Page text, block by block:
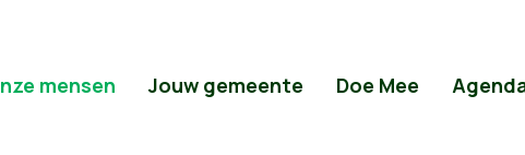
mensen Jouw gemeente Doe Mee